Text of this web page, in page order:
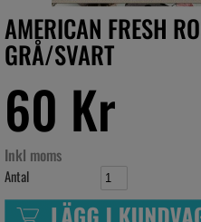
AMERICAN FRESH
GRÅ/SVART
60 Kr
Inkl moms
Antal